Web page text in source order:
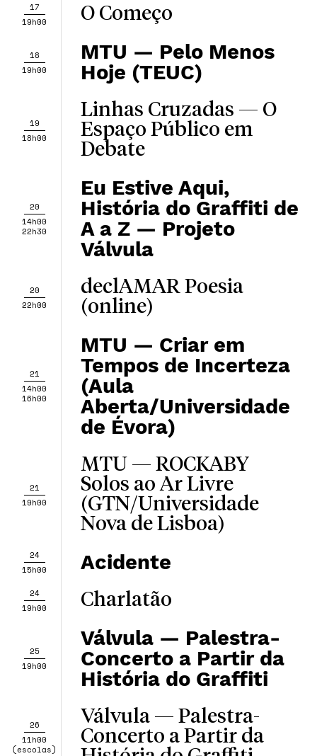
17
19h00
O Começo
18
19h00
MTU — Pelo Menos
Hoje (TEUC)
19
18h00
Linhas Cruzadas — O
Espaço Público em
Debate
20
14h00
22h30
Eu Estive Aqui,
História do Graffiti de
A a Z — Projeto
Válvula
20
22h00
declAMAR Poesia
(online)
21
14h00
16h00
MTU — Criar em
Tempos de Incerteza
(Aula
Aberta/Universidade
de Évora)
21
19h00
MTU — ROCKABY
Solos ao Ar Livre
(GTN/Universidade
Nova de Lisboa)
24
15h00
Acidente
24
19h00
Charlatão
25
19h00
Válvula — Palestra-
Concerto a Partir da
História do Graffiti
26
11h00
(escolas)
Válvula — Palestra-
Concerto a Partir da